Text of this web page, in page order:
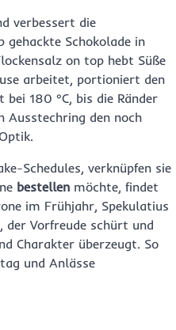
verbessert die
gehackte Schokolade in
on top hebt Süße
arbeitet, portioniert den
180 °C, bis die Ränder
Ausstechring den noch
Schedules, verknüpfen sie
bestellen möchte, findet
im Frühjahr, Spekulatius
Vorfreude schürt und
Charakter überzeugt. So
und Anlässe